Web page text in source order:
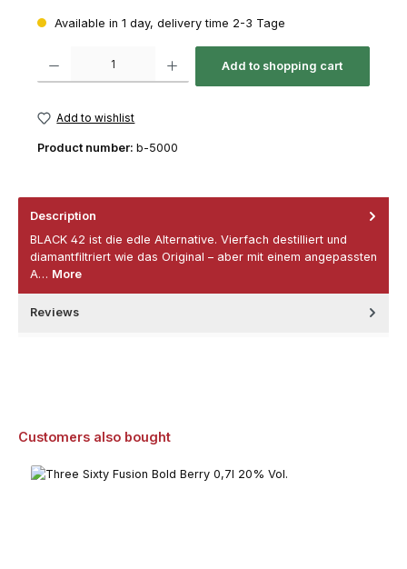
Available in 1 day, delivery time 2-3 Tage
Add to shopping cart
Add to wishlist
Product number: b-5000
Description
BLACK 42 ist die edle Alternative. Vierfach destilliert und
diamantfiltriert wie das Original – aber mit einem angepassten
A… More
Reviews
Skip product gallery
Customers also bought